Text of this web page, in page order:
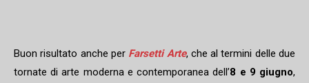
Buon risultato anche per Farsetti Arte, che al termini delle due
tornate di arte moderna e contemporanea dell’8 e 9 giugno,